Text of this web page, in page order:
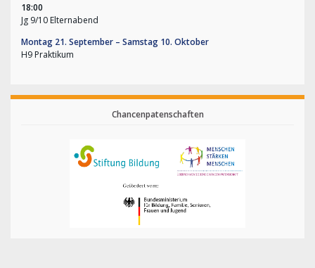
18:00
Jg 9/10 Elternabend
Montag 21. September – Samstag 10. Oktober
H9 Praktikum
Chancenpatenschaften